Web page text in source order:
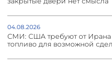
04.08.2026
СМИ: США требуют от Ирана
топливо для возможной